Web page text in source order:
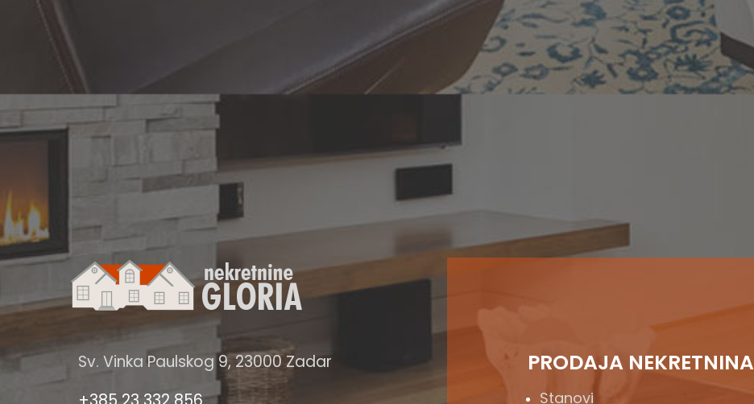
Sv. Vinka Paulskog 9, 23000 Zadar
PRODAJA NEKRETNINA
Stanovi